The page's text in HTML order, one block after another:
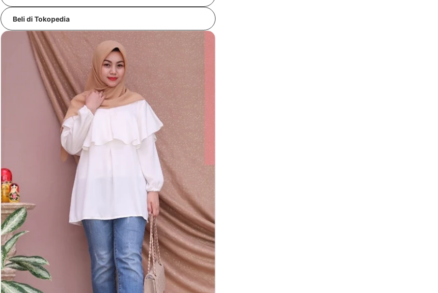
Beli di Tokopedia